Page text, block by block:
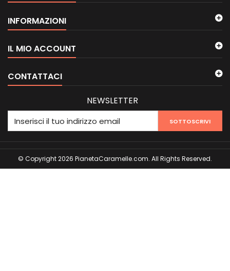
INFORMAZIONI
© Copyright 2026 PianetaCaramelle.com. All Rights Reserved.
IL MIO ACCOUNT
CONTATTACI
NEWSLETTER
SOTTOSCRIVI